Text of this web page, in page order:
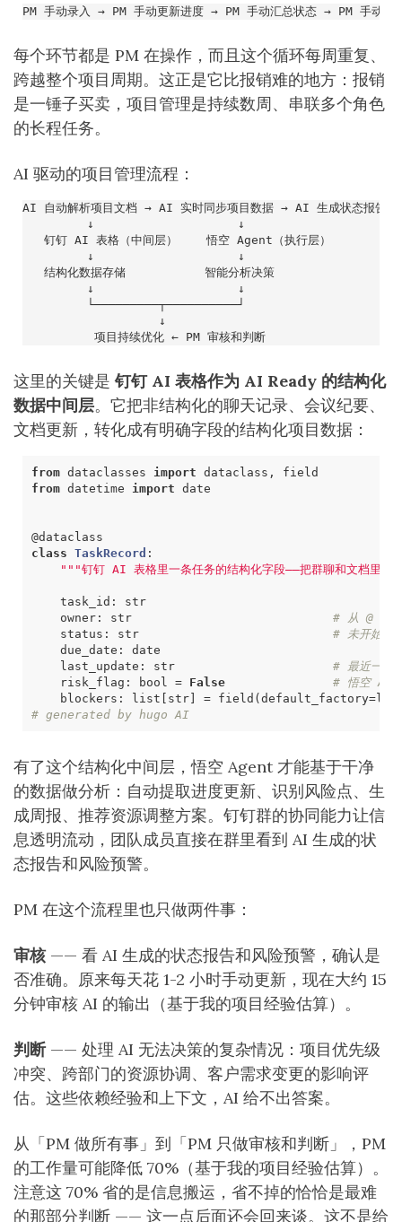
每个环节都是 PM 在操作，而且这个循环每周重复、
跨越整个项目周期。这正是它比报销难的地方：报销
是一锤子买卖，项目管理是持续数周、串联多个角色
的长程任务。
AI 驱动的项目管理流程：
这里的关键是钉钉 AI 表格作为 AI Ready 的结构化
数据中间层。它把非结构化的聊天记录、会议纪要、
文档更新，转化成有明确字段的结构化项目数据：
from dataclasses import dataclass ,
field
from datetime import date
@dataclass
class TaskRecord :
"""钉钉 AI 表格里一条任务的结构化字段——把群聊和文档里散
task_id :
str
owner: str
# 从 @ 提及
status : str
# 未开始 /
due_date :
date
last_update : str
# 最近一次
risk_flag : bool = False
# 悟空
blockers : list [ str] = field (default_factory=
# generated by hugo AI
有了这个结构化中间层，悟空 Agent 才能基于干净
的数据做分析：自动提取进度更新、识别风险点、生
成周报、推荐资源调整方案。钉钉群的协同能力让信
息透明流动，团队成员直接在群里看到 AI 生成的状
态报告和风险预警。
PM 在这个流程里也只做两件事：
审核—— 看 AI 生成的状态报告和风险预警，确认是
否准确。原来每天花 1-2 小时手动更新，现在大约 15
分钟审核 AI 的输出（基于我的项目经验估算）。
判断—— 处理 AI 无法决策的复杂情况：项目优先级
冲突、跨部门的资源协调、客户需求变更的影响评
估。这些依赖经验和上下文，AI 给不出答案。
从「PM 做所有事」到「PM 只做审核和判断」，PM
的工作量可能降低 70%（基于我的项目经验估算）。
注意这 70% 省的是信息搬运，省不掉的恰恰是最难
的那部分判断 —— 这一点后面还会回来谈。这不是给